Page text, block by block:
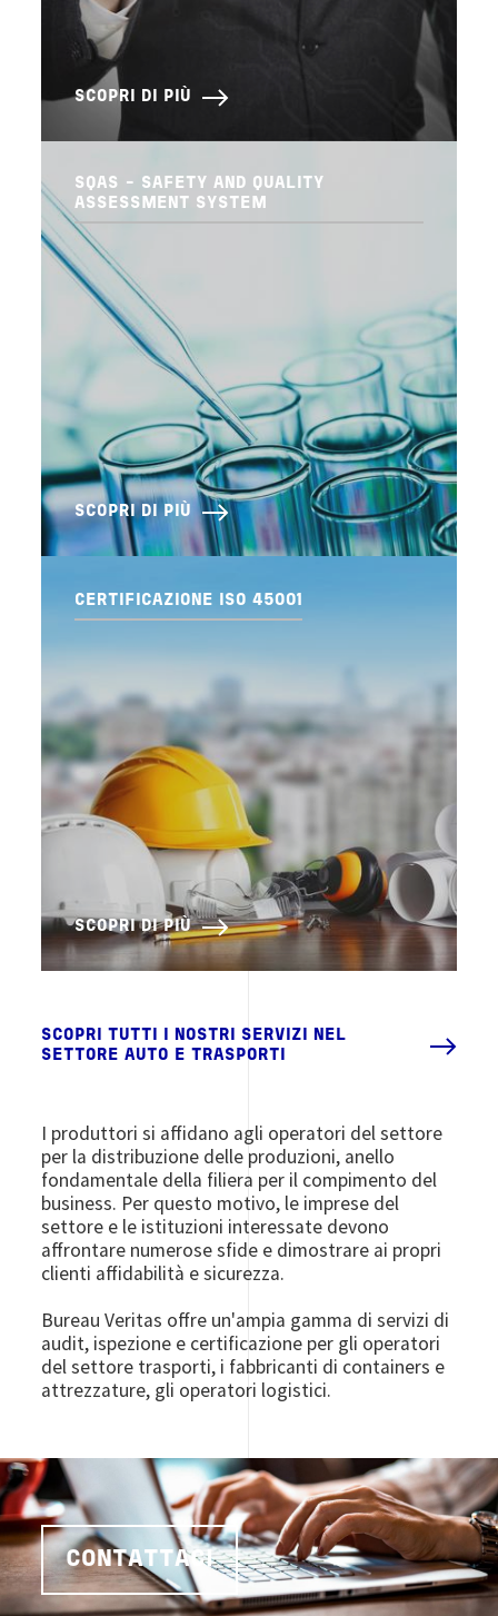
SCOPRI DI PIÙ
SQAS - SAFETY AND QUALITY
ASSESSMENT SYSTEM
SCOPRI DI PIÙ
CERTIFICAZIONE ISO 45001
SCOPRI DI PIÙ
SCOPRI TUTTI I NOSTRI SERVIZI NEL
SETTORE AUTO E TRASPORTI
I produttori si affidano agli operatori del settore
per la distribuzione delle produzioni, anello
fondamentale della filiera per il compimento del
business. Per questo motivo, le imprese del
settore e le istituzioni interessate devono
affrontare numerose sfide e dimostrare ai propri
clienti affidabilità e sicurezza.
Bureau Veritas offre un'ampia gamma di servizi di
audit, ispezione e certificazione per gli operatori
del settore trasporti, i fabbricanti di containers e
attrezzature, gli operatori logistici.
CONTATTACI